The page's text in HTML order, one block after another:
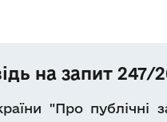
на запит 247/
"Про публічні